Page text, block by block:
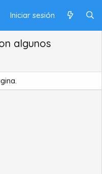
Iniciar sesión
algunos